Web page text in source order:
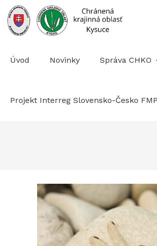
Prejsť
na
obsah
Úvod Novinky Správa CHKO
Projekt Interreg Slovensko-Česko